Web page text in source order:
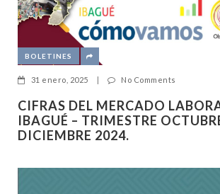
BOLETINES
31 enero, 2025 No Comments
CIFRAS DEL MERCADO
IBAGUÉ – TRIMESTRE
DICIEMBRE 2024.